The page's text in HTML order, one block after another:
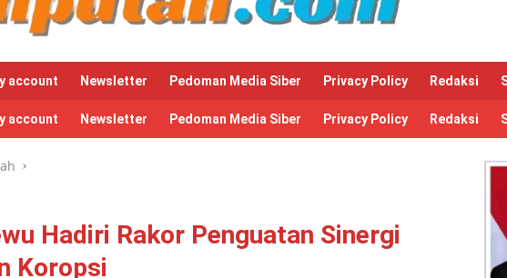
account Newsletter Pedoman Media Siber Privacy Policy Redaksi
account Newsletter Pedoman Media Siber Privacy Policy Redaksi
Hadiri Rakor Penguatan Sinergi
Koropsi